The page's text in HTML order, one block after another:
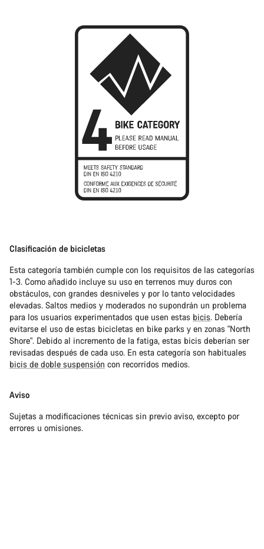
Clasificación de bicicletas
Esta categoría también cumple con los requisitos de las categorías
1-3. Como añadido incluye su uso en terrenos muy duros con
obstáculos, con grandes desniveles y por lo tanto velocidades
elevadas. Saltos medios y moderados no supondrán un problema
para los usuarios experimentados que usen estas bicis. Debería
evitarse el uso de estas bicicletas en bike parks y en zonas "North
Shore". Debido al incremento de la fatiga, estas bicis deberían ser
revisadas después de cada uso. En esta categoría son habituales
bicis de doble suspensión con recorridos medios.
Aviso
Sujetas a modificaciones técnicas sin previo aviso, excepto por
errores u omisiones.